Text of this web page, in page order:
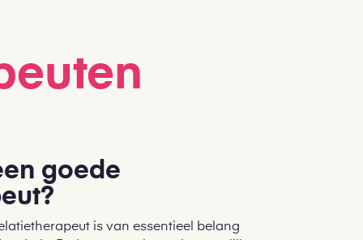
goede
is van essentieel belang